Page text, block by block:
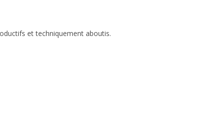
et techniquement aboutis.